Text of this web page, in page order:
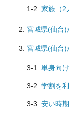
家族（2
宮城県(仙台)
宮城県(仙台)
単身向
学割を
安い時